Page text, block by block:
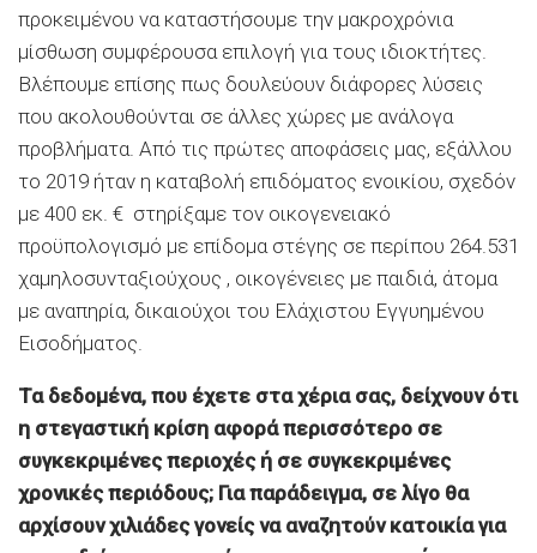
προκειμένου να καταστήσουμε την μακροχρόνια
μίσθωση συμφέρουσα επιλογή για τους ιδιοκτήτες.
Βλέπουμε επίσης πως δουλεύουν διάφορες λύσεις
που ακολουθούνται σε άλλες χώρες με ανάλογα
προβλήματα. Από τις πρώτες αποφάσεις μας, εξάλλου
το 2019 ήταν η καταβολή επιδόματος ενοικίου, σχεδόν
με 400 εκ. € στηρίξαμε τον οικογενειακό
προϋπολογισμό με επίδομα στέγης σε περίπου 264.531
χαμηλοσυνταξιούχους , οικογένειες με παιδιά, άτομα
με αναπηρία, δικαιούχοι του Ελάχιστου Εγγυημένου
Εισοδήματος.
Τα δεδομένα, που έχετε στα χέρια σας, δείχνουν ότι
η στεγαστική κρίση αφορά περισσότερο σε
συγκεκριμένες περιοχές ή σε συγκεκριμένες
χρονικές περιόδους; Για παράδειγμα, σε λίγο θα
αρχίσουν χιλιάδες γονείς να αναζητούν κατοικία για